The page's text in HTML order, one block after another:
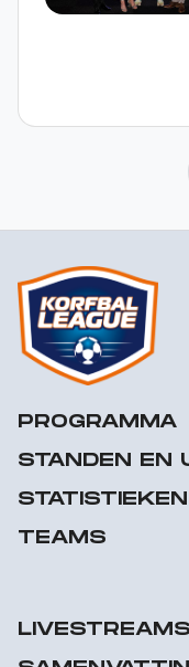
PROGRAMMA
STANDEN EN
STATISTIEKEN
TEAMS
LIVESTREAMS